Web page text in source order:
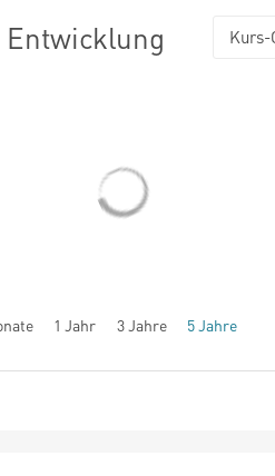
Kurs-
1 Jahr 3 Jahre 5 Jahre